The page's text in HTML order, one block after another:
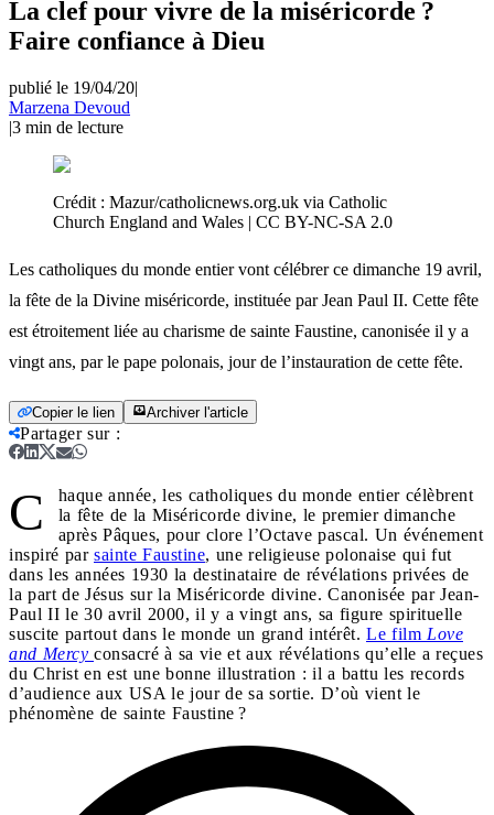
La clef pour vivre de la miséricorde ?
Faire confiance à Dieu
publié le 19/04/20|
Marzena Devoud
|3 min de lecture
Crédit : Mazur/catholicnews.org.uk via Catholic
Church England and Wales | CC BY-NC-SA 2.0
Les catholiques du monde entier vont célébrer ce dimanche 19 avril,
la fête de la Divine miséricorde, instituée par Jean Paul II. Cette fête
est étroitement liée au charisme de sainte Faustine, canonisée il y a
vingt ans, par le pape polonais, jour de l’instauration de cette fête.
Copier le lien Archiver l'article
Partager sur:
C
haque année, les catholiques du monde entier célèbrent
la fête de la Miséricorde divine, le premier dimanche
après Pâques, pour clore l’Octave pascal. Un événement
inspiré par sainte Faustine, une religieuse polonaise qui fut
dans les années 1930 la destinataire de révélations privées de
la part de Jésus sur la Miséricorde divine. Canonisée par Jean-
Paul II le 30 avril 2000, il y a vingt ans, sa figure spirituelle
suscite partout dans le monde un grand intérêt. Le film Love
and Mercy consacré à sa vie et aux révélations qu’elle a reçues
du Christ en est une bonne illustration : il a battu les records
d’audience aux USA le jour de sa sortie. D’où vient le
phénomène de sainte Faustine ?